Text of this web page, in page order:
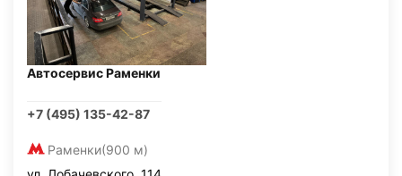
Автосервис Раменки
+7 (495) 135-42-87
Раменки(900 м)